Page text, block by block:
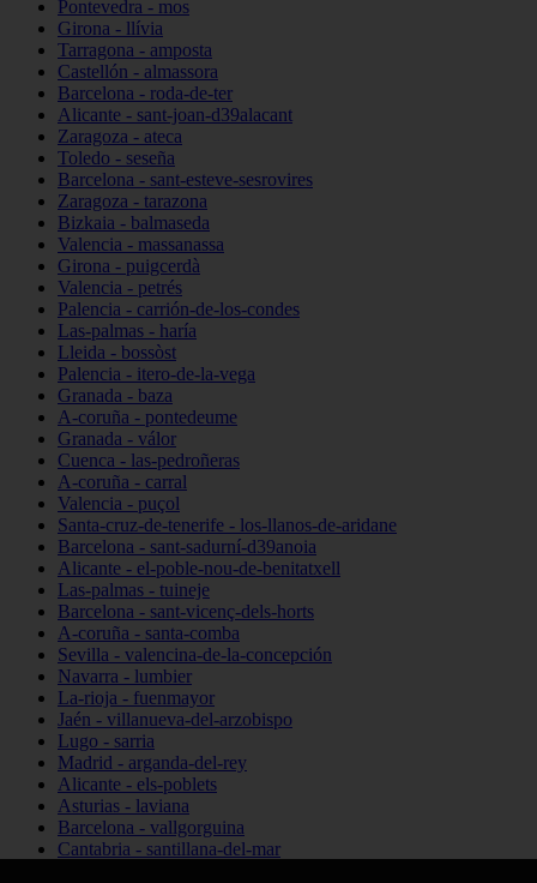
Pontevedra - mos
Girona - llívia
Tarragona - amposta
Castellón - almassora
Barcelona - roda-de-ter
Alicante - sant-joan-d39alacant
Zaragoza - ateca
Toledo - seseña
Barcelona - sant-esteve-sesrovires
Zaragoza - tarazona
Bizkaia - balmaseda
Valencia - massanassa
Girona - puigcerdà
Valencia - petrés
Palencia - carrión-de-los-condes
Las-palmas - haría
Lleida - bossòst
Palencia - itero-de-la-vega
Granada - baza
A-coruña - pontedeume
Granada - válor
Cuenca - las-pedroñeras
A-coruña - carral
Valencia - puçol
Santa-cruz-de-tenerife - los-llanos-de-aridane
Barcelona - sant-sadurní-d39anoia
Alicante - el-poble-nou-de-benitatxell
Las-palmas - tuineje
Barcelona - sant-vicenç-dels-horts
A-coruña - santa-comba
Sevilla - valencina-de-la-concepción
Navarra - lumbier
La-rioja - fuenmayor
Jaén - villanueva-del-arzobispo
Lugo - sarria
Madrid - arganda-del-rey
Alicante - els-poblets
Asturias - laviana
Barcelona - vallgorguina
Cantabria - santillana-del-mar